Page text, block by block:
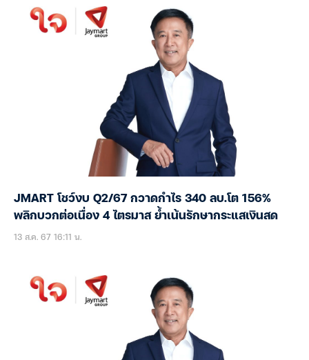
JMART โชว์งบ Q2/67 กวาดกำไร 340 ลบ.โต 156%
พลิกบวกต่อเนื่อง 4 ไตรมาส ย้ำเน้นรักษากระแสเงินสด
13 ส.ค. 67 16:11 น.